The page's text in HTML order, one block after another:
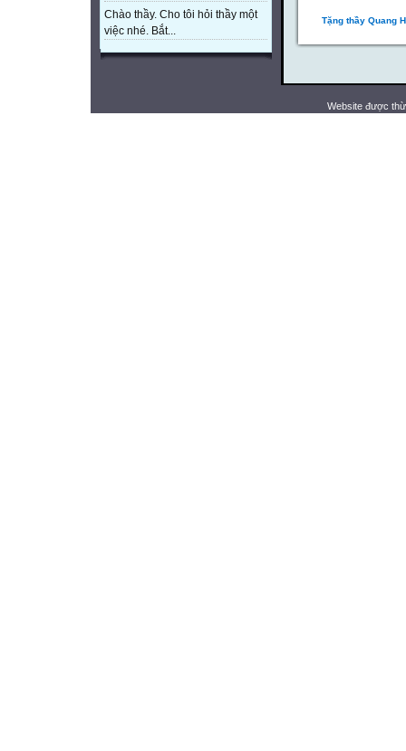
Chào thầy. Cho tôi hỏi thầy một
việc nhé. Bắt...
Tặng thầy Quang
Website được